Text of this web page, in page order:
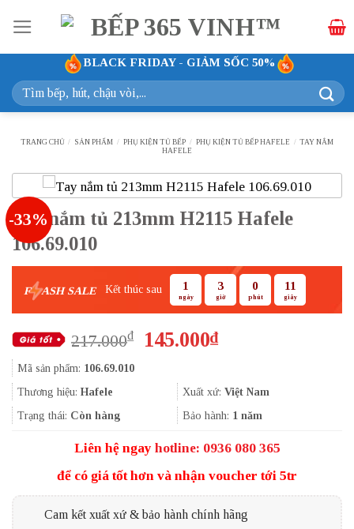
qua
nội
dung
BLACK FRIDAY - GIẢM SỐC 50%
Tìm
kiếm:
TRANG CHỦ / SẢN PHẨM / PHỤ KIỆN TỦ BẾP / PHỤ KIỆN TỦ BẾP HAFELE / TAY NẮM
HAFELE
-33%
Tay nắm tủ 213mm H2115 Hafele
106.69.010
F ASH SALE Kết thúc sau 1
ngày
3
giờ
0
phút
9
giây
217.000₫
Giá
217.000₫.
145.000₫Giá
là:
145.000₫.
Mã sản phẩm: 106.69.010
Thương hiệu: Hafele Xuất xứ: Việt Nam
Trạng thái: Còn hàng Bảo hành: 1 năm
Liên hệ ngay hotline: 0936 080 365
để có giá tốt hơn và nhận voucher tới 5tr
Cam kết xuất xứ & bảo hành chính hãng